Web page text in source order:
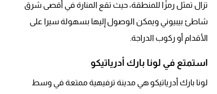
تزال تمثل رمزًا للمنطقة، حيث تقع المنارة في أقصى شرق
شاطئ بيبيوني ويمكن الوصول إليها بسهولة سيرا على
الأقدام أو ركوب الدراجة.
استمتع في لونا بارك أدرياتيكو
لونا بارك أدرياتيكو هي مدينة ترفيهية ممتعة في وسط